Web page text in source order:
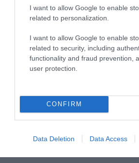
I want to allow Google to enable
related to personalization.
I want to allow Google to enable
related to security, including
functionality and fraud prevention,
user protection.
CONFIRM
Data Deletion Data Access
διαφάνεια, όχι άλλα σκάνδαλα» – Τι